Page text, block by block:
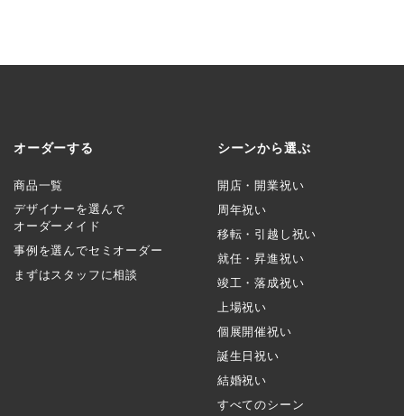
オーダーする
商品一覧
デザイナーを選んで
オーダーメイド
事例を選んでセミオーダー
まずはスタッフに相談
シーンから選ぶ
開店・開業祝い
周年祝い
移転・引越し祝い
就任・昇進祝い
竣工・落成祝い
上場祝い
個展開催祝い
誕生日祝い
結婚祝い
すべてのシーン